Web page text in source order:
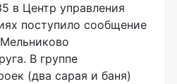
в Центр управления
поступило сообщение
В группе
(два сарая и баня)